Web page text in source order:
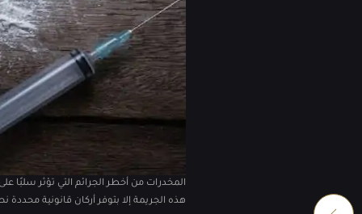
المخدرات من أخطر الجرائم التي تؤثر سلبًا
هذه الجريمة إلا بتوفر أركان قانونية